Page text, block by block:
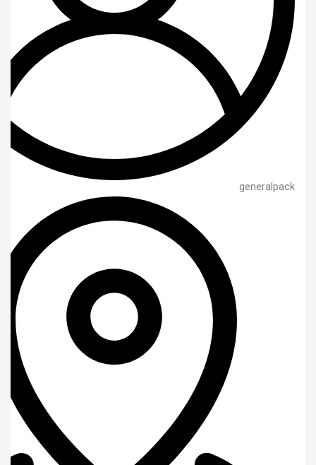
generalpack